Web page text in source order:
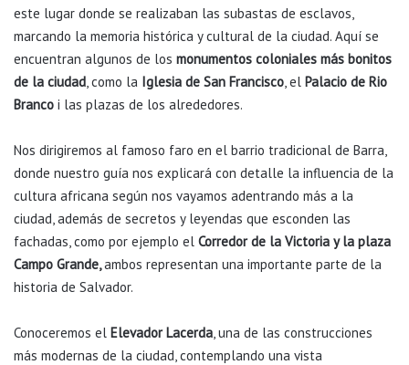
este lugar donde se realizaban las subastas de esclavos,
marcando la memoria histórica y cultural de la ciudad. Aquí se
encuentran algunos de los monumentos coloniales más bonitos
de la ciudad , como la Iglesia de San Francisco , el Palacio de Rio
Branco i las plazas de los alrededores.
Nos dirigiremos al famoso faro en el barrio tradicional de Barra,
donde nuestro guía nos explicará con detalle la influencia de la
cultura africana según nos vayamos adentrando más a la
ciudad, además de secretos y leyendas que esconden las
fachadas, como por ejemplo el Corredor de la Victoria y la plaza
Campo Grande,ambos representan una importante parte de la
historia de Salvador.
Conoceremos el Elevador Lacerda , una de las construcciones
más modernas de la ciudad, contemplando una vista